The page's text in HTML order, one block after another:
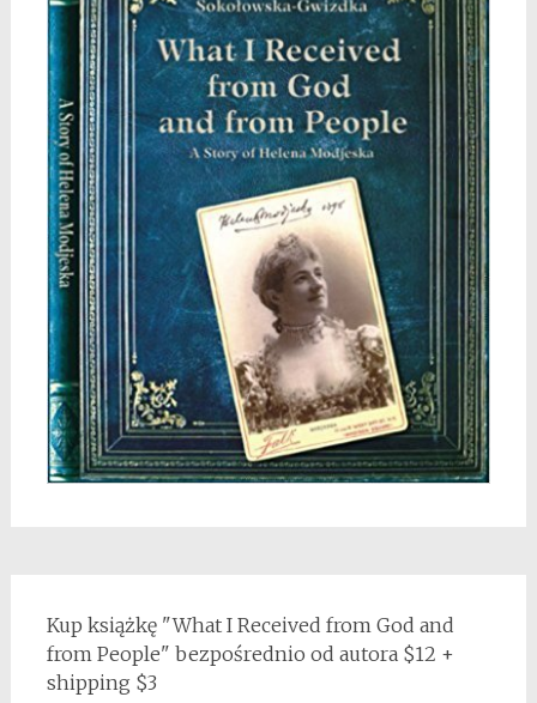
Kup książkę "What I Received from God and
from People" bezpośrednio od autora $12 +
shipping $3